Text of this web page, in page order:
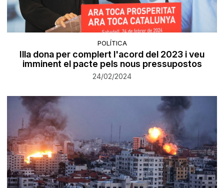
POLÍTICA
Illa dona per complert l'acord del 2023 i veu
imminent el pacte pels nous pressupostos
24/02/2024